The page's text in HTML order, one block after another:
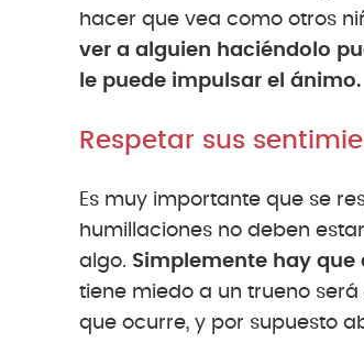
hacer que vea como otros
ver a alguien haciéndolo
le puede impulsar el ánimo.
Respetar sus
Es muy importante que se
humillaciones no deben
algo. Simplemente hay que
tiene miedo a un trueno
que ocurre, y por supuesto